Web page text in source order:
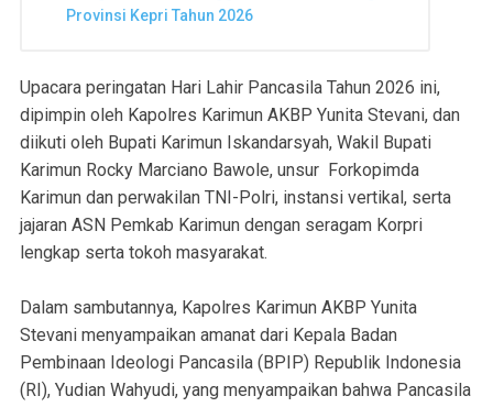
Provinsi Kepri Tahun 2026
Upacara peringatan Hari Lahir Pancasila Tahun 2026 ini,
dipimpin oleh Kapolres Karimun AKBP Yunita Stevani, dan
diikuti oleh Bupati Karimun Iskandarsyah, Wakil Bupati
Karimun Rocky Marciano Bawole, unsur Forkopimda
Karimun dan perwakilan TNI-Polri, instansi vertikal, serta
jajaran ASN Pemkab Karimun dengan seragam Korpri
lengkap serta tokoh masyarakat.
Dalam sambutannya, Kapolres Karimun AKBP Yunita
Stevani menyampaikan amanat dari Kepala Badan
Pembinaan Ideologi Pancasila (BPIP) Republik Indonesia
(RI), Yudian Wahyudi, yang menyampaikan bahwa Pancasila